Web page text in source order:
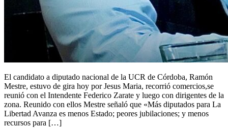
El candidato a diputado nacional de la UCR de Córdoba, Ramón
Mestre, estuvo de gira hoy por Jesus Maria, recorrió comercios,se
reunió con el Intendente Federico Zarate y luego con dirigentes de la
zona. Reunido con ellos Mestre señaló que «Más diputados para La
Libertad Avanza es menos Estado; peores jubilaciones; y menos
recursos para […]